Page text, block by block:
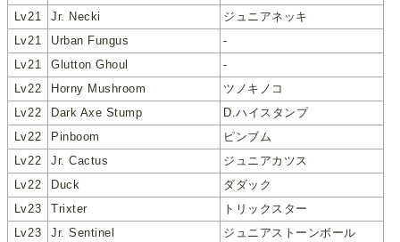
Lv21
Jr. Necki
ジュニアネッキ
Lv21
Urban Fungus
-
Lv21
Glutton Ghoul
-
Lv22
Horny Mushroom
ツノキノコ
Lv22
Dark Axe Stump
D.ハイスタンプ
Lv22
Pinboom
ピンブム
Lv22
Jr. Cactus
ジュニアカツス
Lv22
Duck
ダダック
Lv23
Trixter
トリックスター
Lv23
Jr. Sentinel
ジュニアストーンボール